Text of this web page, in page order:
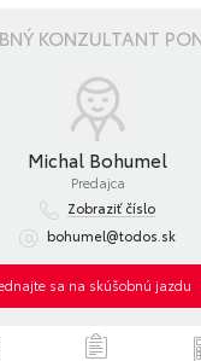
KONZULTANT
Michal Bohumel
Predajca
Zobraziť číslo
bohumel@todos.sk
sa na skúšobnú jazdu